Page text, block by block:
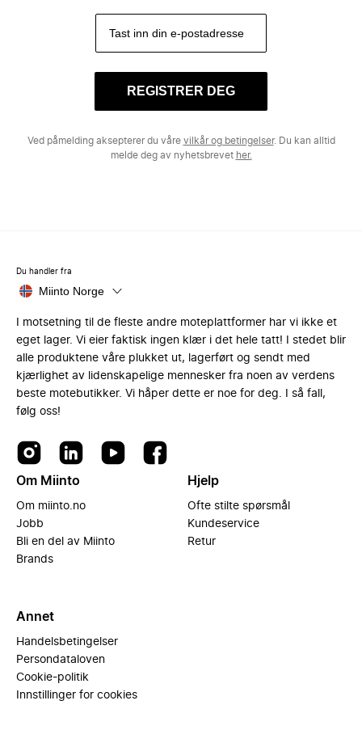
REGISTRER DEG
Ved påmelding aksepterer du våre vilkår og betingelser. Du kan alltid
melde deg av nyhetsbrevet her.
Du handler fra
Miinto Norge
I motsetning til de fleste andre moteplattformer har vi ikke et
eget lager. Vi eier faktisk ingen klær i det hele tatt! I stedet blir
alle produktene våre plukket ut, lagerført og sendt med
kjærlighet av lidenskapelige mennesker fra noen av verdens
beste motebutikker. Vi håper dette er noe for deg. I så fall,
følg oss!
Om Miinto
Om miinto.no
Jobb
Bli en del av Miinto
Brands
Hjelp
Ofte stilte spørsmål
Kundeservice
Retur
Annet
Handelsbetingelser
Persondataloven
Cookie-politik
Innstillinger for cookies